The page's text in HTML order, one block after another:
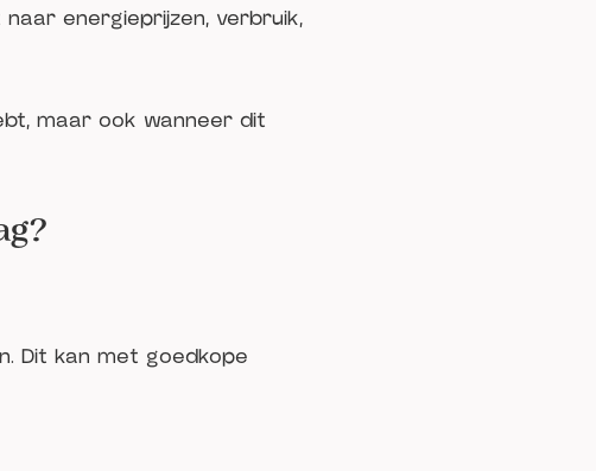
energieprijzen, verbruik,
maar ook wanneer dit
Dit kan met goedkope